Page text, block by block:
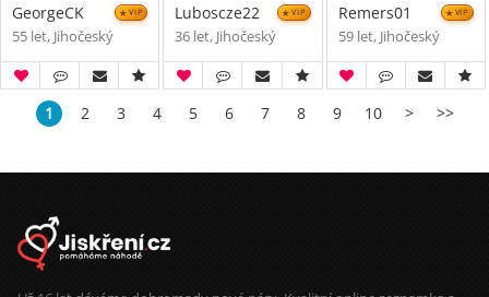
GeorgeCK VIP
55 let, Jihočeský
Luboscze22 VIP
36 let, Jihočeský
Remers01 VIP
59 let, Jihočeský
1 2 3 4 5 6 7 8 9 10 > >>